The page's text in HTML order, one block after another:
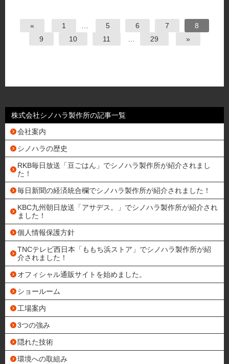
« 1 … 5 6 7
8
9
10 11 … 29 »
株式会社シノハラ製作所の記事一覧
会社案内
シノハラの歴史
RKB毎日放送「豆ごはん」でシノハラ製作所が紹介されまし
た！
毎日新聞の経済統合欄でシノハラ製作所が紹介されました！
KBC九州朝日放送「アサデス。」でシノハラ製作所が紹介され
ました！
個人情報保護方針
TNCテレビ西日本「ももち浜ストア」でシノハラ製作所が紹
介されました！
オフィシャル通販サイトを始めました。
ショールーム
工場案内
3つの強み
隠れた技術
環境への取組み